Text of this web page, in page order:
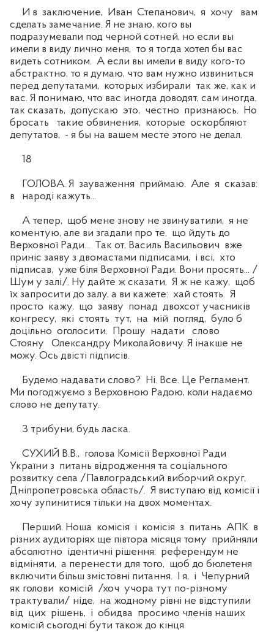
И в заключение, Иван Степанович, я хочу вам
сделать замечание. Я не знаю, кого вы
подразумевали под черной сотней, но если вы
имели в виду лично меня, то я тогда хотел бы вас
видеть сотником. А если вы имели в виду кого-то
абстрактно, то я думаю, что вам нужно извиниться
перед депутатами, которых избирали так же, как и
вас. Я понимаю, что вас иногда доводят, сам иногда,
так сказать, допускаю это, честно признаюсь. Но
бросать такие обвинения, которые оскорбляют
депутатов, - я бы на вашем месте этого не делал.
18
ГОЛОВА. Я зауваження приймаю. Але я сказав:
в народі кажуть...
А тепер, щоб мене знову не звинуватили, я не
коментую, але ви згадали про те, що йдуть до
Верховної Ради... Так от, Василь Васильович вже
приніс заяву з двомастами підписами, і всі, хто
підписав, уже біля Верховної Ради. Вони просять... /
Шум у залі/. Ну дайте ж сказати, Я ж не кажу, щоб
їх запросити до залу, а ви кажете: хай стоять. Я
просто кажу, що заяву понад двохсот учасників
конгресу, які стоять тут, на мій погляд, було б
доцільно оголосити. Прошу надати слово
Стояну Олександру Миколайовичу. Я інакше не
можу. Ось двісті підписів.
Будемо надавати слово? Ні. Все. Це Регламент.
Ми погоджуємо з Верховною Радою, коли надаємо
слово не депутату.
З трибуни, будь ласка.
СУХИЙ В.В., голова Комісії Верховної Ради
України з питань відродження та соціального
розвитку села /Павлоградський виборчий округ,
Дніпропетровська область/. Я виступаю від комісії і
хочу зупинитися тільки на двох моментах.
Перший. Ноша комісія і комісія з питань АПК в
різних аудиторіях ще півтора місяця тому прийняли
абсолютно ідентичні рішення: референдум не
відміняти, а перенести для того, щоб до бюлетеня
включити більш змістовні питання. І я, і Чепурний
як голови комісій /хоч учора тут по-різному
трактували/ ніде, на жодному рівні не відступили
від цих рішень, і обидва просимо членів наших
комісій сьогодні бути також до кінця